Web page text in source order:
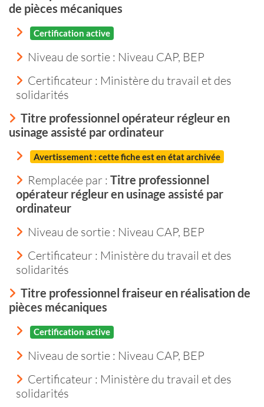
de pièces mécaniques
Certification active
Niveau de sortie : Niveau CAP, BEP
Certificateur : Ministère du travail et des
solidarités
Titre professionnel opérateur régleur en
usinage assisté par ordinateur
Avertissement : cette fiche est en état archivée
Remplacée par : Titre professionnel
opérateur régleur en usinage assisté par
ordinateur
Niveau de sortie : Niveau CAP, BEP
Certificateur : Ministère du travail et des
solidarités
Titre professionnel fraiseur en réalisation de
pièces mécaniques
Certification active
Niveau de sortie : Niveau CAP, BEP
Certificateur : Ministère du travail et des
solidarités